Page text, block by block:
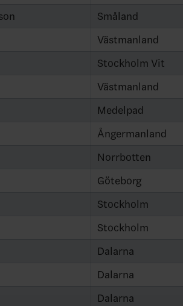
Småland
Västmanland
Stockholm Vit
Västmanland
Medelpad
Ångermanland
Norrbotten
Göteborg
Stockholm
Stockholm
Dalarna
Dalarna
Dalarna